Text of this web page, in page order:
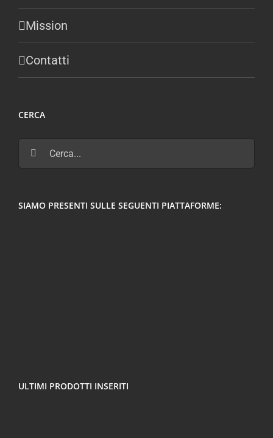
Mission
Contatti
CERCA
Cerca
per:
SIAMO PRESENTI SULLE SEGUENTI PIATTAFORME:
ULTIMI PRODOTTI INSERITI